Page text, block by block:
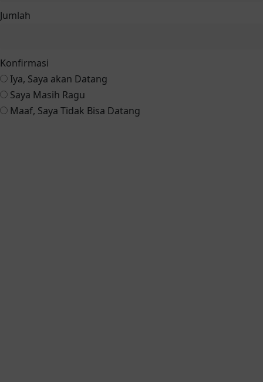
Jumlah
Konfirmasi
Iya, Saya akan Datang
Saya Masih Ragu
Maaf, Saya Tidak Bisa Datang